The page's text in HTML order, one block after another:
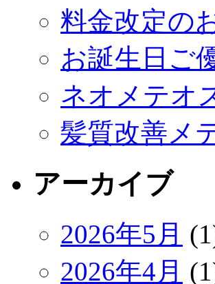
料金改定の
お誕生日ご
ネオメテオ
髪質改善メ
アーカイブ
2026年5月
2026年4月